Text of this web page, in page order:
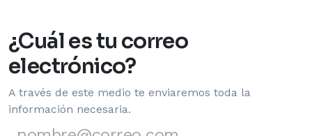
¿Cuál es tu correo
electrónico?
A través de este medio te enviaremos toda la
información necesaria.